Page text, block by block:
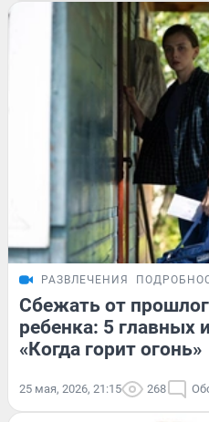
РАЗВЛЕЧЕНИЯ
Сбежать от
ребенка: 5 главных
«Когда горит огонь»
25 мая, 2026, 21:15 268